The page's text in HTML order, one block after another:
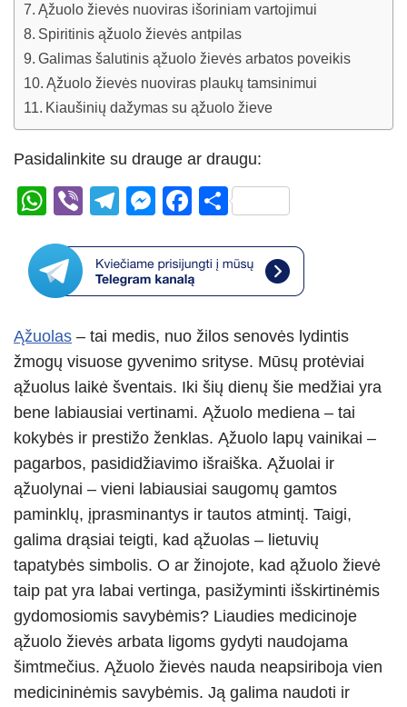
Ąžuolo žievės nuoviras išoriniam vartojimui
Spiritinis ąžuolo žievės antpilas
Galimas šalutinis ąžuolo žievės arbatos poveikis
Ąžuolo žievės nuoviras plaukų tamsinimui
Kiaušinių dažymas su ąžuolo žieve
Pasidalinkite su drauge ar draugu:
W
at
s
p
p
Vi
er
T
e
gr
m
M
ss
e
g
er
F
c
e
o
o
k
S
ar
e
Ąžuolas – tai medis, nuo žilos senovės lydintis
žmogų visuose gyvenimo srityse. Mūsų protėviai
ąžuolus laikė šventais. Iki šių dienų šie medžiai yra
bene labiausiai vertinami. Ąžuolo mediena – tai
kokybės ir prestižo ženklas. Ąžuolo lapų vainikai –
pagarbos, pasididžiavimo išraiška. Ąžuolai ir
ąžuolynai – vieni labiausiai saugomų gamtos
paminklų, įprasminantys ir tautos atmintį. Taigi,
galima drąsiai teigti, kad ąžuolas – lietuvių
tapatybės simbolis. O ar žinojote, kad ąžuolo žievė
taip pat yra labai vertinga, pasižyminti išskirtinėmis
gydomosiomis savybėmis? Liaudies medicinoje
ąžuolo žievės arbata ligoms gydyti naudojama
šimtmečius. Ąžuolo žievės nauda neapsiriboja vien
medicininėmis savybėmis. Ją galima naudoti ir